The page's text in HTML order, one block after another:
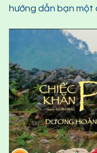
hướng dẫn bạn một